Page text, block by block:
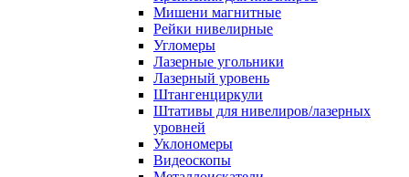
Мишени магнитные
Рейки нивелирные
Угломеры
Лазерные угольники
Лазерный уровень
Штангенциркули
Штативы для нивелиров/лазерных
уровней
Уклономеры
Видеоскопы